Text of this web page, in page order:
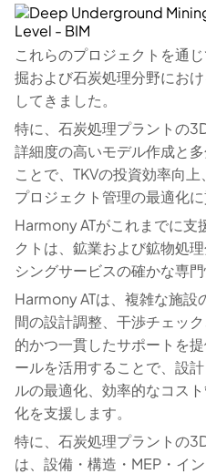
これらのプロジェクトを通
掘および石炭処理分野にお
してきました。
特に、石炭処理プラントの
詳細度の高いモデル作成と
ことで、TKVの投資効率向
プロジェクト管理の最適化
Harmony ATがこれまでに支
クトは、鉱業および鉱物処
シングサービスの確かな専
Harmony ATは、複雑な施
間の設計調整、干渉チェッ
的かつ一貫したサポートを
ールを活用することで、設
ルの最適化、効率的なコス
化を支援します。
特に、石炭処理プラントの
は、設備・構造・MEP・イ